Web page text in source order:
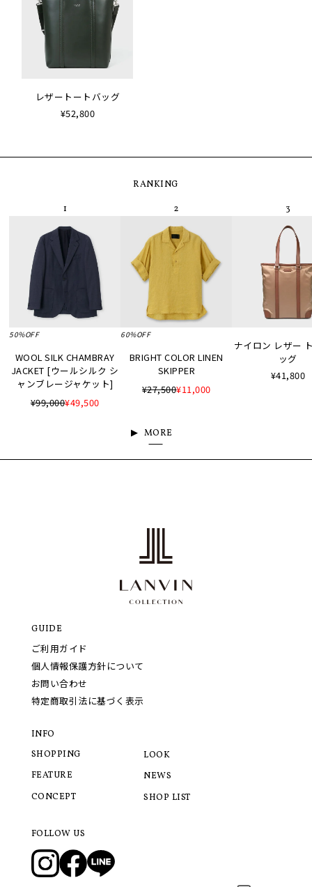
レザートートバッグ
¥52,800
RANKING
50%OFF
WOOL SILK CHAMBRAY
JACKET [ウールシルク シ
ャンブレージャケット]
¥99,000¥49,500
60%OFF
BRIGHT COLOR LINEN
SKIPPER
¥27,500¥11,000
ナイロン レザー
ッグ
¥41,800
MORE
GUIDE
ご利用ガイド
個人情報保護方針について
お問い合わせ
特定商取引法に基づく表示
INFO
SHOPPING
FEATURE
CONCEPT
LOOK
NEWS
SHOP LIST
FOLLOW US